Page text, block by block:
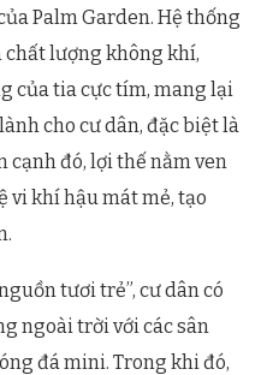
Palm Garden. Hệ thống
chất lượng không khí,
của tia cực tím, mang lại
cho cư dân, đặc biệt là
cạnh đó, lợi thế nằm ven
vi khí hậu mát mẻ, tạo
tươi trẻ”, cư dân có
ngoài trời với các sân
đá mini. Trong khi đó,